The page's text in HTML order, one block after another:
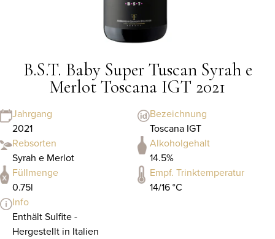
B.S.T. Baby Super Tuscan Syrah e
Merlot Toscana IGT 2021
Jahrgang
2021
Bezeichnung
Toscana IGT
Rebsorten
Syrah e Merlot
Alkoholgehalt
14.5%
Füllmenge
0.75l
Empf. Trinktemperatur
14/16 °C
Info
Enthält Sulfite -
Hergestellt in Italien